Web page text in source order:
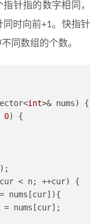
针指的数字相同，
时向前+1。快指针
同数组的个数。
int>& nums)
{
0) {
< n; ++cur) {
nums[cur]){
= nums[cur];